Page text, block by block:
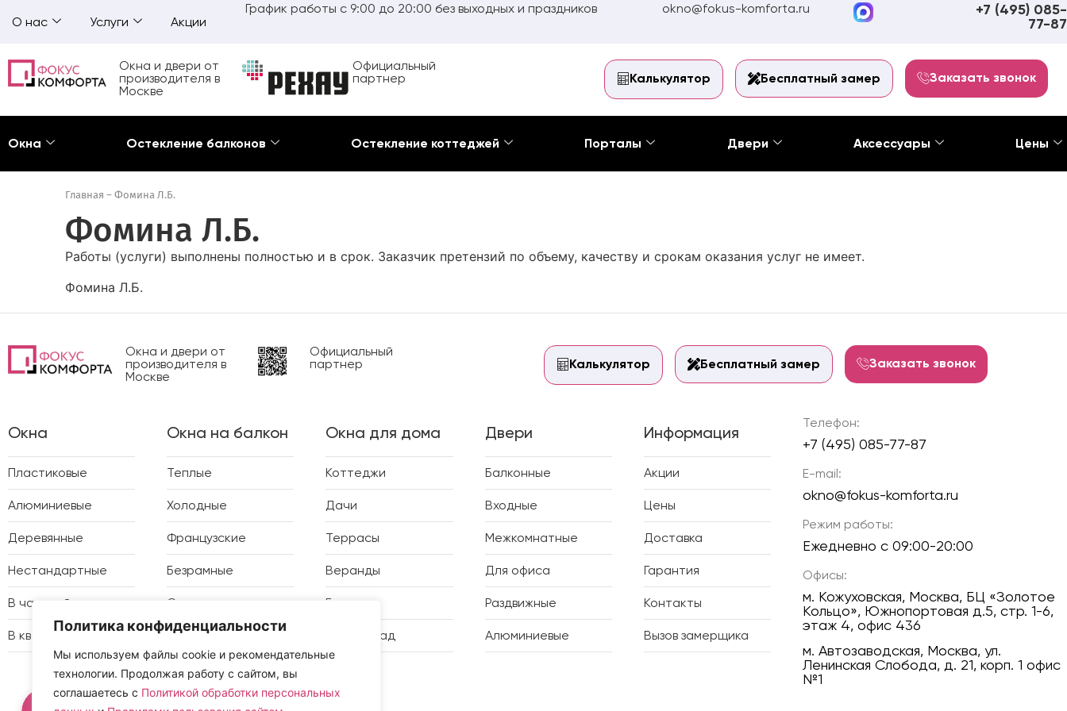
Политика конфиденциальности
Мы используем файлы cookie и рекомендательные
технологии. Продолжая работу с сайтом, вы
соглашаетесь с Политикой обработки персональных
О нас Услуги Акции
График работы с 9:00 до 20:00 без выходных и праздников okno@fokus-komforta.ru
+7 (495) 085-
77-87
Окна и двери от
производителя в
Москве
Официальный
партнер
Калькулятор Бесплатный замер Заказать звонок
Окна Остекление балконов Остекление коттеджей Порталы Двери Аксессуары Цены
Главная – Фомина Л.Б.
Фомина Л.Б.
Работы (услуги) выполнены полностью и в срок. Заказчик претензий по объему, качеству и срокам оказания услуг не имеет.
Фомина Л.Б.
Окна и двери от
производителя в
Москве
Официальный
партнер
Калькулятор Бесплатный замер Заказать звонок
Окна
Пластиковые
Алюминиевые
Деревянные
Нестандартные
В частный дом
В квартиру
Окна на балкон
Теплые
Холодные
Французские
Безрамные
Отделка
Утепление
Окна для дома
Коттеджи
Дачи
Террасы
Веранды
Беседки
Зимний сад
Двери
Балконные
Входные
Межкомнатные
Для офиса
Раздвижные
Алюминиевые
Информация
Акции
Цены
Доставка
Гарантия
Контакты
Вызов замерщика
Телефон:
+7 (495) 085-77-87
E-mail:
okno@fokus-komforta.ru
Режим работы:
Ежедневно с 09:00-20:00
Офисы:
м. Кожуховская, Москва, БЦ «Золотое
Кольцо», Южнопортовая д.5, стр. 1-6,
этаж 4, офис 436
м. Автозаводская, Москва, ул.
Ленинская Слобода, д. 21, корп. 1 офис
№1